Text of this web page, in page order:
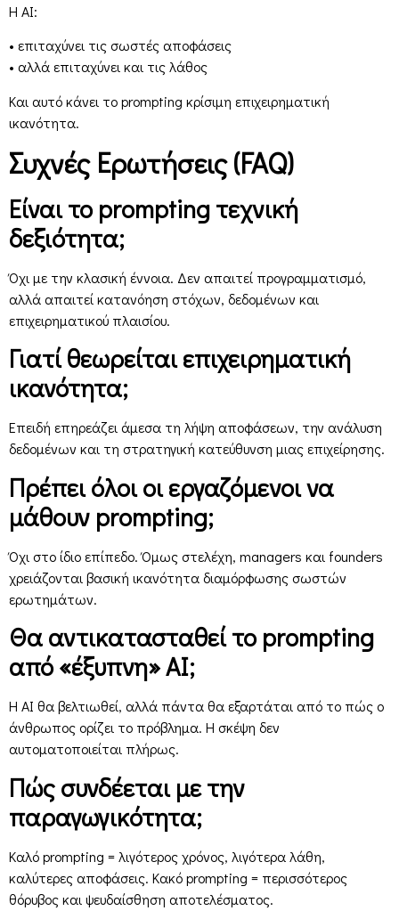
Η AI:
• επιταχύνει τις σωστές αποφάσεις
• αλλά επιταχύνει και τις λάθος
Και αυτό κάνει το prompting κρίσιμη επιχειρηματική
ικανότητα.
Συχνές Ερωτήσεις (FAQ)
Είναι το prompting τεχνική
δεξιότητα;
Όχι με την κλασική έννοια. Δεν απαιτεί προγραμματισμό,
αλλά απαιτεί κατανόηση στόχων, δεδομένων και
επιχειρηματικού πλαισίου.
Γιατί θεωρείται επιχειρηματική
ικανότητα;
Επειδή επηρεάζει άμεσα τη λήψη αποφάσεων, την ανάλυση
δεδομένων και τη στρατηγική κατεύθυνση μιας επιχείρησης.
Πρέπει όλοι οι εργαζόμενοι να
μάθουν prompting;
Όχι στο ίδιο επίπεδο. Όμως στελέχη, managers και founders
χρειάζονται βασική ικανότητα διαμόρφωσης σωστών
ερωτημάτων.
Θα αντικατασταθεί το prompting
από «έξυπνη» AI;
Η AI θα βελτιωθεί, αλλά πάντα θα εξαρτάται από το πώς ο
άνθρωπος ορίζει το πρόβλημα. Η σκέψη δεν
αυτοματοποιείται πλήρως.
Πώς συνδέεται με την
παραγωγικότητα;
Καλό prompting = λιγότερος χρόνος, λιγότερα λάθη,
καλύτερες αποφάσεις. Κακό prompting = περισσότερος
θόρυβος και ψευδαίσθηση αποτελέσματος.